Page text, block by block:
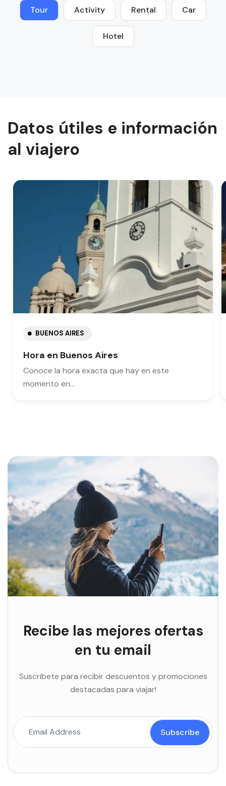
Tour Activity Rental Car
Hotel
Datos útiles e información
al viajero
BUENOS AIRES
Hora en Buenos Aires
Conoce la hora exacta que hay en este
momento en…
Recibe las mejores ofertas
en tu email
Suscribete para recibir descuentos y promociones
destacadas para viajar!